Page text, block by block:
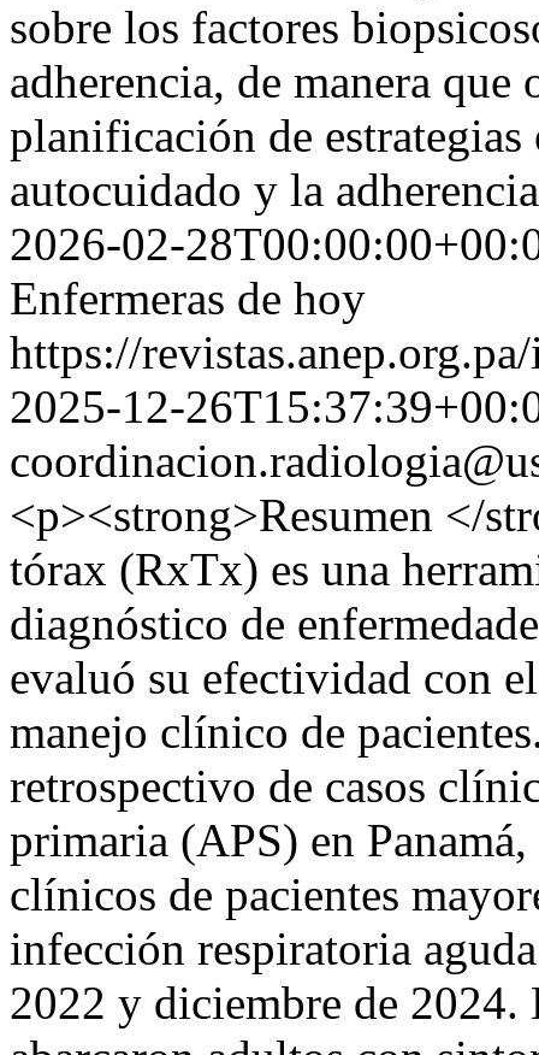
sobre los factores
adherencia, de manera que
planificación de
autocuidado y la
2026-02-
Enfermeras de hoy
https://
2025-12-
<p><strong>Resumen </
tórax (RxTx) es una
diagnóstico de
evaluó su efectividad con
manejo clínico de
retrospectivo de casos
primaria (APS) en
clínicos de pacientes
infección respiratoria
2022 y diciembre de